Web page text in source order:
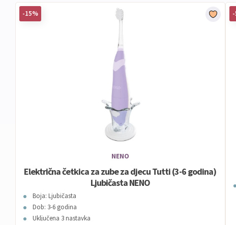
-15%
NENO
Električna četkica za zube za djecu Tutti (3-6 godina)
Ljubičasta NENO
Boja: Ljubičasta
Dob: 3-6 godina
Uključena 3 nastavka